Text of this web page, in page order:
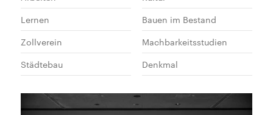
Lernen
Bauen im Bestand
Zollverein
Machbarkeitsstudien
Städtebau
Denkmal